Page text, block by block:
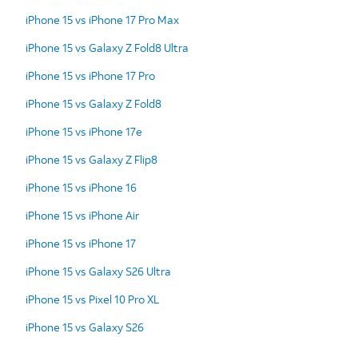
iPhone 15 vs iPhone 17 Pro Max
iPhone 15 vs Galaxy Z Fold8 Ultra
iPhone 15 vs iPhone 17 Pro
iPhone 15 vs Galaxy Z Fold8
iPhone 15 vs iPhone 17e
iPhone 15 vs Galaxy Z Flip8
iPhone 15 vs iPhone 16
iPhone 15 vs iPhone Air
iPhone 15 vs iPhone 17
iPhone 15 vs Galaxy S26 Ultra
iPhone 15 vs Pixel 10 Pro XL
iPhone 15 vs Galaxy S26